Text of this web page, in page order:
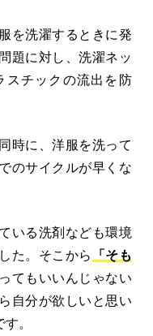
を洗濯するときに発
題に対し、洗濯ネッ
スチックの流出を防
時に、洋服を洗って
のサイクルが早くな
いる洗剤なども環境
た。そこから
「そも
てもいいんじゃない
自分が欲しいと思い
。